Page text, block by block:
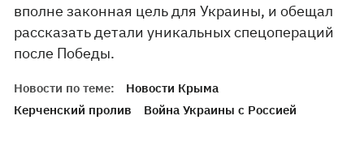
вполне законная цель для Украины, и обещал
рассказать детали уникальных спецопераций
после Победы.
Новости по теме:
Новости Крыма
Керченский пролив
Война Украины с Россией